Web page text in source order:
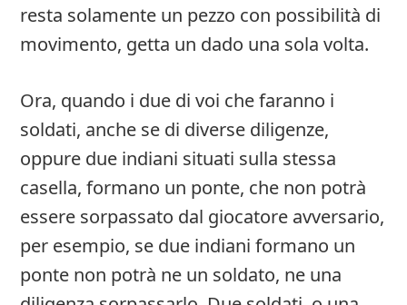
resta solamente un pezzo con possibilità di
movimento, getta un dado una sola volta.
Ora, quando i due di voi che faranno i
soldati, anche se di diverse diligenze,
oppure due indiani situati sulla stessa
casella, formano un ponte, che non potrà
essere sorpassato dal giocatore avversario,
per esempio, se due indiani formano un
ponte non potrà ne un soldato, ne una